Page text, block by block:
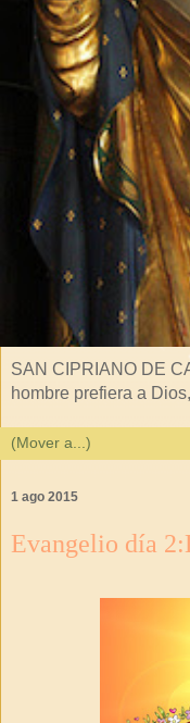
SAN CIPRIANO DE
hombre prefiera a
1 ago 2015
Evangelio día